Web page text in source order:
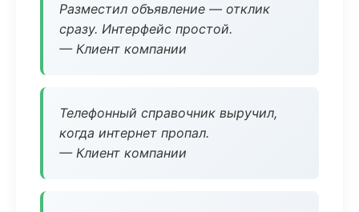
Разместил объявление — отклик
сразу. Интерфейс простой.
— Клиент компании
Телефонный справочник выручил,
когда интернет пропал.
— Клиент компании